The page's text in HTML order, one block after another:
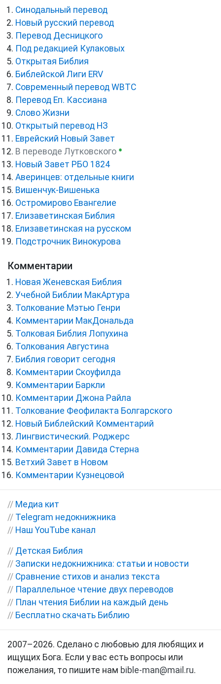
Синодальный перевод
Новый русский перевод
Перевод Десницкого
Под редакцией Кулаковых
Открытая Библия
Библейской Лиги ERV
Cовременный перевод WBTC
Перевод Еп. Кассиана
Слово Жизни
Открытый перевод НЗ
Еврейский Новый Завет
В переводе Лутковского ●
Новый Завет РБО 1824
Аверинцев: отдельные книги
Вишенчук-Вишенька
Остромирово Евангелие
Елизаветинская Библия
Елизаветинская на русском
Подстрочник Винокурова
Комментарии
Новая Женевская Библия
Учебной Библии МакАртура
Толкование Мэтью Генри
Комментарии МакДональда
Толковая Библия Лопухина
Толкования Августина
Библия говорит сегодня
Комментарии Скоуфилда
Комментарии Баркли
Комментарии Джона Райла
Толкование Феофилакта Болгарского
Новый Библейский Комментарий
Лингвистический. Роджерс
Комментарии Давида Стерна
Ветхий Завет в Новом
Комментарии Кузнецовой
// Медиа кит
// Telegram недокнижника
// Наш YouTube канал
// Детская Библия
// Записки недокнижника: статьи и новости
// Сравнение стихов и анализ текста
// Параллельное чтение двух переводов
// План чтения Библии на каждый день
// Бесплатно скачать Библию
2007–2026. Сделано с любовью для любящих и
ищущих Бога. Если у вас есть вопросы или
пожелания, то пишите нам bible-man@mail.ru.